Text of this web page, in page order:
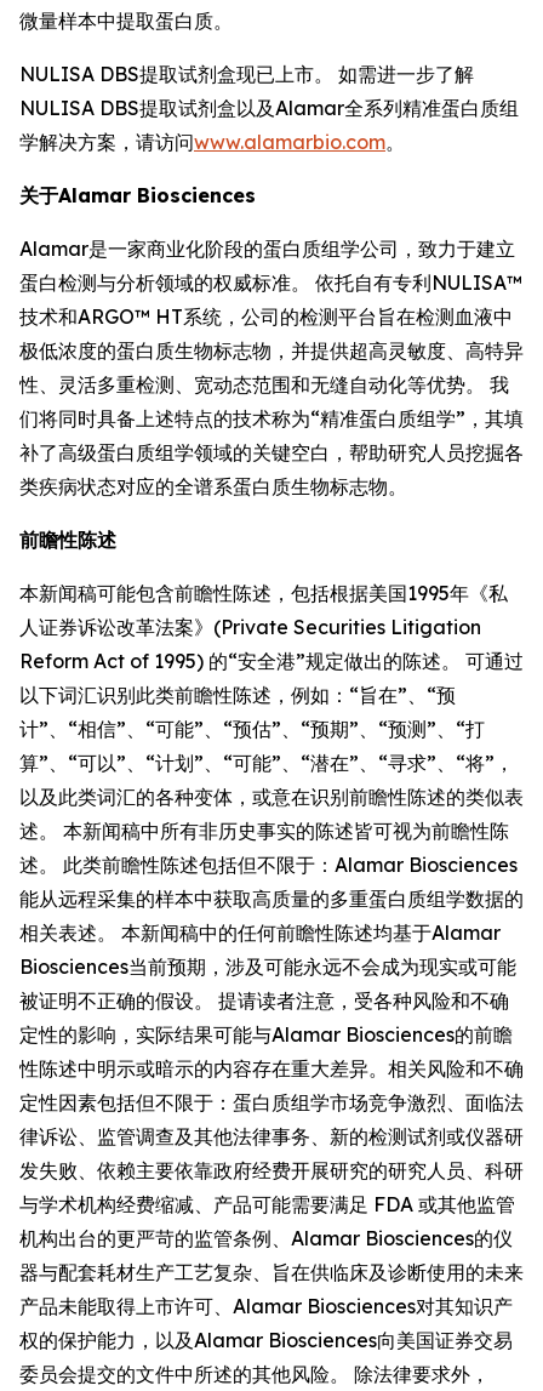
微量样本中提取蛋白质。
NULISA DBS提取试剂盒现已上市。 如需进一步了解
NULISA DBS提取试剂盒以及Alamar全系列精准蛋白质组
学解决方案，请访问www.alamarbio.com。
关于Alamar Biosciences
Alamar是一家商业化阶段的蛋白质组学公司，致力于建立
蛋白检测与分析领域的权威标准。 依托自有专利NULISA™
技术和ARGO™ HT系统，公司的检测平台旨在检测血液中
极低浓度的蛋白质生物标志物，并提供超高灵敏度、高特异
性、灵活多重检测、宽动态范围和无缝自动化等优势。 我
们将同时具备上述特点的技术称为“精准蛋白质组学”，其填
补了高级蛋白质组学领域的关键空白，帮助研究人员挖掘各
类疾病状态对应的全谱系蛋白质生物标志物。
前瞻性陈述
本新闻稿可能包含前瞻性陈述，包括根据美国1995年《私
人证券诉讼改革法案》(Private Securities Litigation
Reform Act of 1995) 的“安全港”规定做出的陈述。 可通过
以下词汇识别此类前瞻性陈述，例如：“旨在”、“预
计”、“相信”、“可能”、“预估”、“预期”、“预测”、“打
算”、“可以”、“计划”、“可能”、“潜在”、“寻求”、“将”，
以及此类词汇的各种变体，或意在识别前瞻性陈述的类似表
述。 本新闻稿中所有非历史事实的陈述皆可视为前瞻性陈
述。 此类前瞻性陈述包括但不限于：Alamar Biosciences
能从远程采集的样本中获取高质量的多重蛋白质组学数据的
相关表述。 本新闻稿中的任何前瞻性陈述均基于Alamar
Biosciences当前预期，涉及可能永远不会成为现实或可能
被证明不正确的假设。 提请读者注意，受各种风险和不确
定性的影响，实际结果可能与Alamar Biosciences的前瞻
性陈述中明示或暗示的内容存在重大差异。相关风险和不确
定性因素包括但不限于：蛋白质组学市场竞争激烈、面临法
律诉讼、监管调查及其他法律事务、新的检测试剂或仪器研
发失败、依赖主要依靠政府经费开展研究的研究人员、科研
与学术机构经费缩减、产品可能需要满足 FDA 或其他监管
机构出台的更严苛的监管条例、Alamar Biosciences的仪
器与配套耗材生产工艺复杂、旨在供临床及诊断使用的未来
产品未能取得上市许可、Alamar Biosciences对其知识产
权的保护能力，以及Alamar Biosciences向美国证券交易
委员会提交的文件中所述的其他风险。 除法律要求外，